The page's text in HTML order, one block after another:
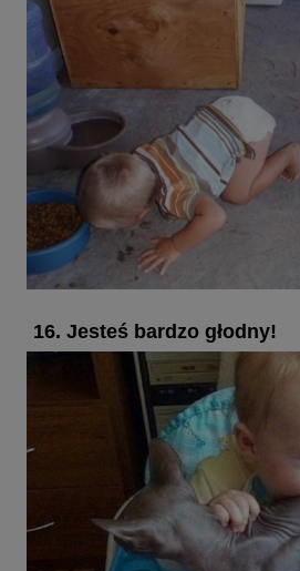
16. Jesteś bardzo głodny!